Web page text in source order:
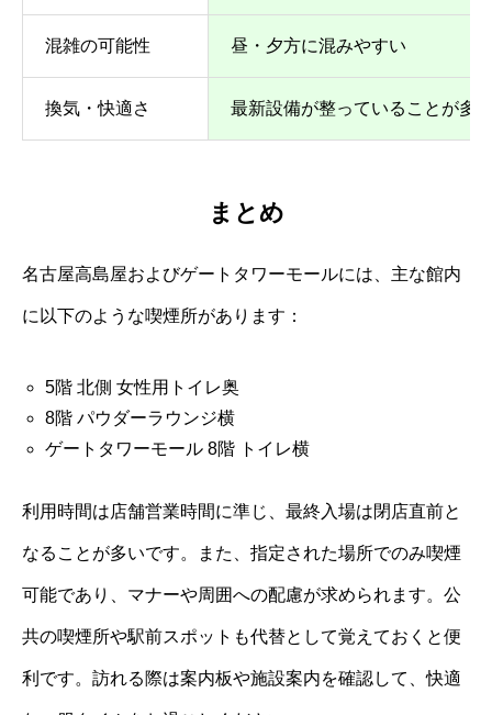
混雑の可能性 昼・夕方に混みやすい
換気・快適さ 最新設備が整っていることが多
まとめ
名古屋高島屋およびゲートタワーモールには、主な館内
に以下のような喫煙所があります：
5階 北側 女性用トイレ奥
8階 パウダーラウンジ横
ゲートタワーモール 8階 トイレ横
利用時間は店舗営業時間に準じ、最終入場は閉店直前と
なることが多いです。また、指定された場所でのみ喫煙
可能であり、マナーや周囲への配慮が求められます。公
共の喫煙所や駅前スポットも代替として覚えておくと便
利です。訪れる際は案内板や施設案内を確認して、快適